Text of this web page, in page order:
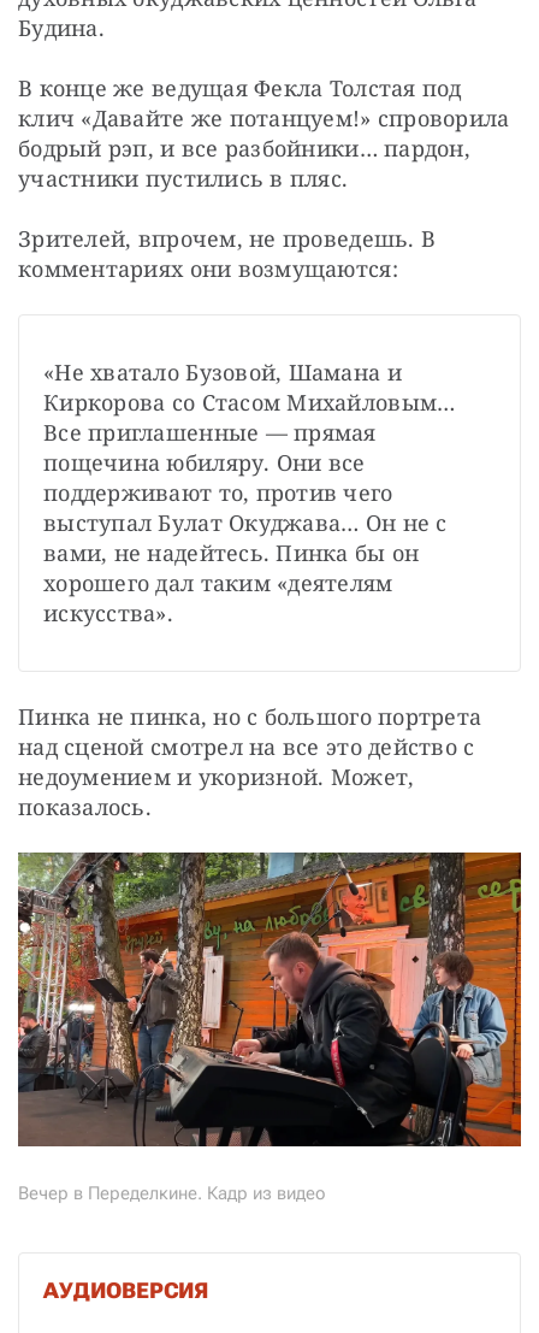
Будина.
В конце же ведущая Фекла Толстая под
клич «Давайте же потанцуем!» спроворила
бодрый рэп, и все разбойники… пардон,
участники пустились в пляс.
Зрителей, впрочем, не проведешь. В
комментариях они возмущаются:
«Не хватало Бузовой, Шамана и
Киркорова со Стасом Михайловым…
Все приглашенные — прямая
пощечина юбиляру. Они все
поддерживают то, против чего
выступал Булат Окуджава… Он не с
вами, не надейтесь. Пинка бы он
хорошего дал таким «деятелям
искусства».
Пинка не пинка, но с большого портрета
над сценой смотрел на все это действо с
недоумением и укоризной. Может,
показалось.
Вечер в Переделкине. Кадр из видео
АУДИОВЕРСИЯ